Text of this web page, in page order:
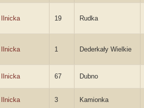
Ilnicka 19 Rudka
Ilnicka 1 Dederkały Wielkie
Ilnicka 67 Dubno
Ilnicka 3 Kamionka